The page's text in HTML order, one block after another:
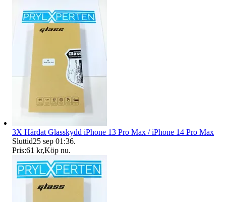
3X Härdat Glasskydd iPhone 13 Pro Max / iPhone 14 Pro Max
Sluttid25 sep 01:36.
Pris:61 kr,Köp nu.